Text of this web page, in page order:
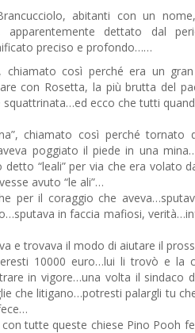
abitanti con un
dettato dal
preciso e profondo……
chiamato così perché era un
con Rosetta, la più brutta del
ecco che tutti
chiamato così perché tornato
poggiato il piede in una
detto “leali” per via che era volato
avuto “le ali”…
per il coraggio che
in faccia mafiosi,
e trovava il modo di aiutare il
10000 euro…lui li trovò e la
in vigore…una volta il sindaco
che litigano…potresti palargli tu
tutte queste chiese Pino Pooh